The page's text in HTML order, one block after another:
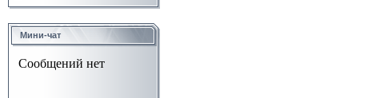
Мини-чат